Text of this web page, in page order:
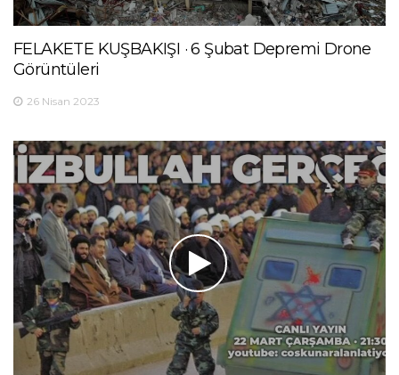
FELAKETE KUŞBAKIŞI · 6 Şubat Depremi Drone
Görüntüleri
26 Nisan 2023